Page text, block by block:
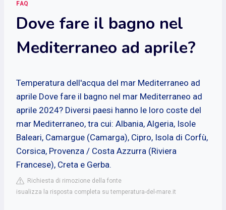
FAQ
Dove fare il bagno nel
Mediterraneo ad aprile?
Temperatura dell'acqua del mar Mediterraneo ad
aprile Dove fare il bagno nel mar Mediterraneo ad
aprile 2024? Diversi paesi hanno le loro coste del
mar Mediterraneo, tra cui: Albania, Algeria, Isole
Baleari, Camargue (Camarga), Cipro, Isola di Corfù,
Corsica, Provenza / Costa Azzurra (Riviera
Francese), Creta e Gerba.
Richiesta di rimozione della fonte
isualizza la risposta completa su temperatura-del-mare.it